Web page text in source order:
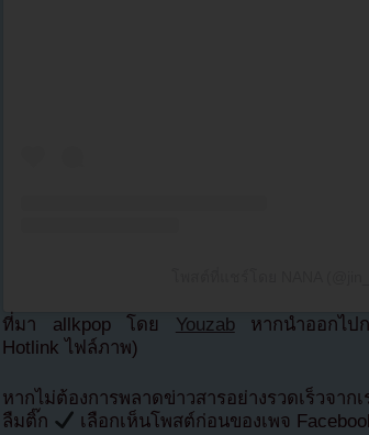
ที่มา allkpop โดย Youzabหากนำออกไป
Hotlink ไฟล์ภาพ)
หากไม่ต้องการพลาดข่าวสารอย่างรวดเร็วจ
ลืมติ๊ก
เลือกเห็นโพสต์ก่อนของเพจ